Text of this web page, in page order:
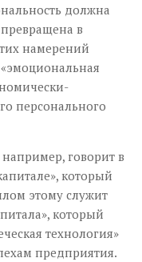
должна
в
намерений
персонального
говорит в
который
этому служит
который
технология»
предприятия.